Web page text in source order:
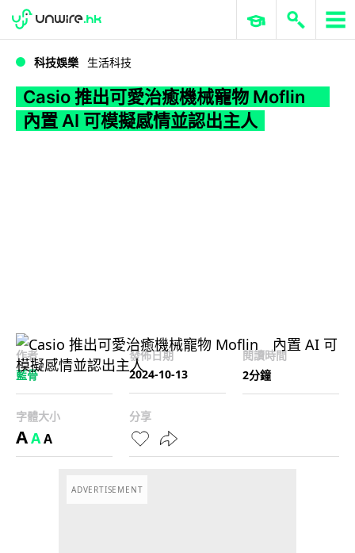
WWDC 2026 ERP 與商業 AI
科技娛樂 生活科技
Casio 推出可愛治癒機械寵物 Moflin
內置 AI 可模擬感情並認出主人
作者
藍骨
發佈日期
2024-10-13
閱讀時間
2分鐘
字體大小
AAA
分享
ADVERTISEMENT